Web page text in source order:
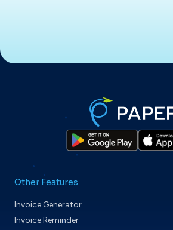
Other Features
Invoice Generator
Invoice Reminder